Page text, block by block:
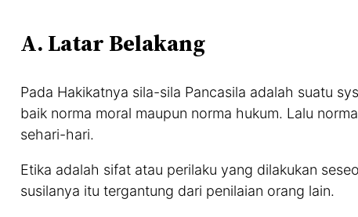
A. Latar Belakang
Pada Hakikatnya sila-sila Pancasila adalah suatu
baik norma moral maupun norma hukum. Lalu
sehari-hari.
Etika adalah sifat atau perilaku yang dilakukan
susilanya itu tergantung dari penilaian orang lain.